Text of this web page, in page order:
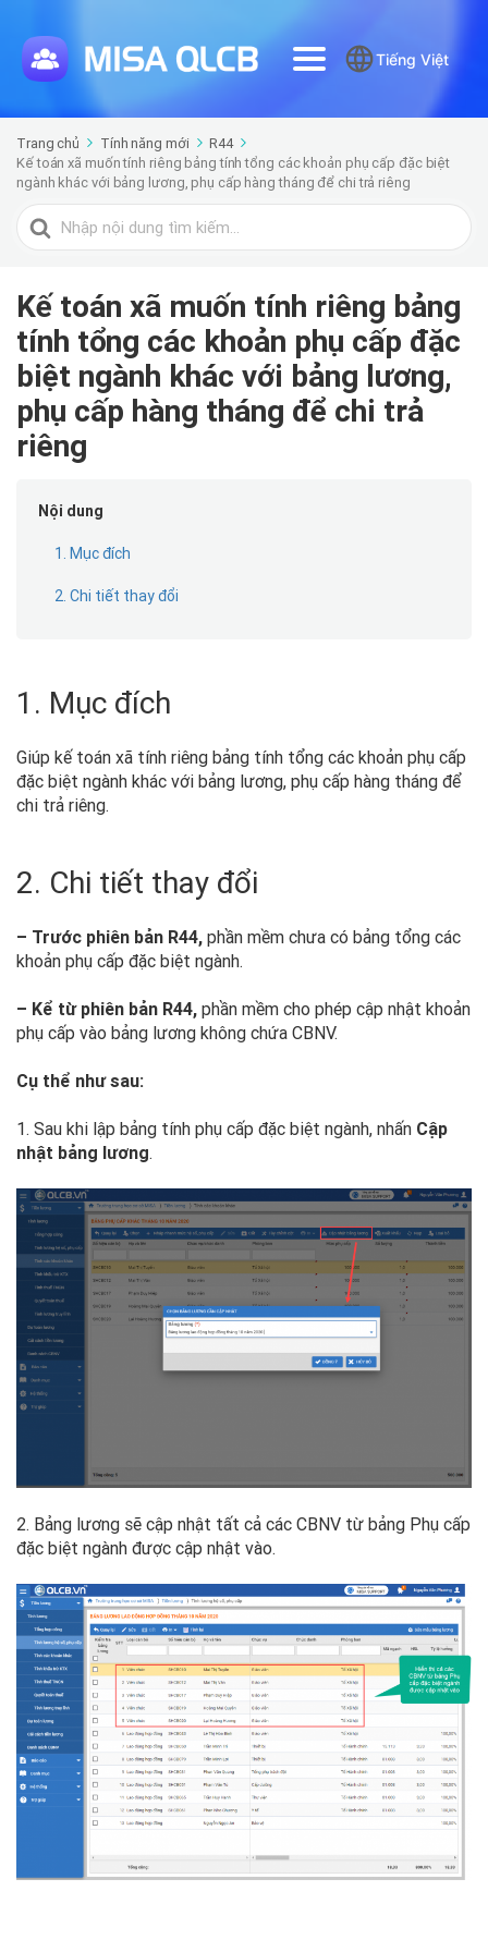
Tiếng Việt
Trang chủ Tính năng mới
R44
Kế toán xã muốn tính riêng bảng tính tổng các khoản phụ cấp đặc biệt
ngành khác với bảng lương, phụ cấp hàng tháng để chi trả riêng
Tìm
kiếm
Kế toán xã muốn tính riêng bảng
tính tổng các khoản phụ cấp đặc
biệt ngành khác với bảng lương,
phụ cấp hàng tháng để chi trả
riêng
Nội dung
1. Mục đích
2. Chi tiết thay đổi
1. Mục đích
Giúp kế toán xã tính riêng bảng tính tổng các khoản phụ cấp
đặc biệt ngành khác với bảng lương, phụ cấp hàng tháng để
chi trả riêng.
2. Chi tiết thay đổi
– Trước phiên bản R44, phần mềm chưa có bảng tổng các
khoản phụ cấp đặc biệt ngành.
– Kể từ phiên bản R44, phần mềm cho phép cập nhật khoản
phụ cấp vào bảng lương không chứa CBNV.
Cụ thể như sau:
1. Sau khi lập bảng tính phụ cấp đặc biệt ngành, nhấn Cập
nhật bảng lương.
2. Bảng lương sẽ cập nhật tất cả các CBNV từ bảng Phụ cấp
đặc biệt ngành được cập nhật vào.